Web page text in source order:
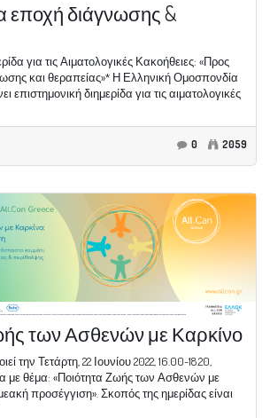
εποχή διάγνωσης &
για τις Αιματολογικές Κακοήθειες: «Προς
και θεραπείας»* Η Ελληνική Ομοσπονδία
επιστημονική διημερίδα για τις αιματολογικές
0 2059
των Ασθενών με Καρκίνο
την Τετάρτη, 22 Ιουνίου 2022, 16.00-18.20,
με θέμα: «Ποιότητα Ζωής των Ασθενών με
προσέγγιση». Σκοπός της ημερίδας είναι